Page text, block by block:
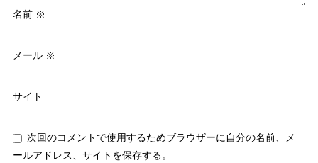
名前 ※
メール ※
サイト
次回のコメントで使用するためブラウザーに自分の名前、メ
ールアドレス、サイトを保存する。